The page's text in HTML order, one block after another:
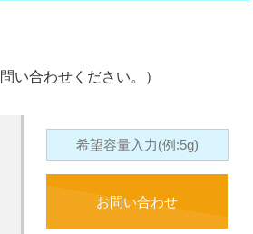
い合わせください。）
お問い合わせ